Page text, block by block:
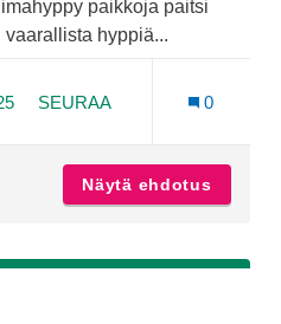
paikkoja paitsi
hyppiä...
25 SEURAAJAA
SEURAA
0
Näytä ehdotus